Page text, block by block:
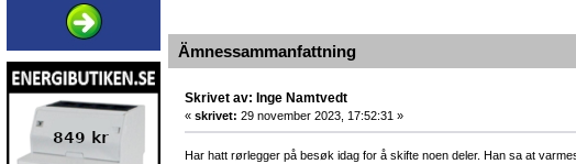
Ämnessammanfattning
Skrivet av: Inge Namtvedt
« skrivet: 29 november 2023, 17:52:31 »
Har hatt rørlegger på besøk idag for å skifte noen deler. Han sa at